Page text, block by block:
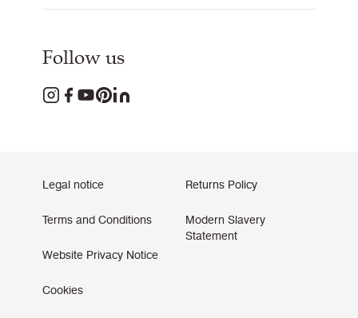
Follow us
Legal notice
Terms and Conditions
Website Privacy Notice
Cookies
Returns Policy
Modern Slavery
Statement